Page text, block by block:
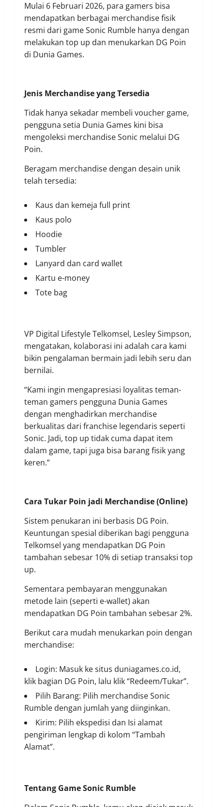
Mulai 6 Februari 2026, para gamers bisa
mendapatkan berbagai merchandise fisik
resmi dari game Sonic Rumble hanya dengan
melakukan top up dan menukarkan DG Poin
di Dunia Games.
Jenis Merchandise yang Tersedia
Tidak hanya sekadar membeli voucher game,
pengguna setia Dunia Games kini bisa
mengoleksi merchandise Sonic melalui DG
Poin.
Beragam merchandise dengan desain unik
telah tersedia:
Kaus dan kemeja full print
Kaus polo
Hoodie
Tumbler
Lanyard dan card wallet
Kartu e-money
Tote bag
VP Digital Lifestyle Telkomsel, Lesley Simpson,
mengatakan, kolaborasi ini adalah cara kami
bikin pengalaman bermain jadi lebih seru dan
bernilai.
“Kami ingin mengapresiasi loyalitas teman-
teman gamers pengguna Dunia Games
dengan menghadirkan merchandise
berkualitas dari franchise legendaris seperti
Sonic. Jadi, top up tidak cuma dapat item
dalam game, tapi juga bisa barang fisik yang
keren.”
Cara Tukar Poin jadi Merchandise (Online)
Sistem penukaran ini berbasis DG Poin.
Keuntungan spesial diberikan bagi pengguna
Telkomsel yang mendapatkan DG Poin
tambahan sebesar 10% di setiap transaksi top
up.
Sementara pembayaran menggunakan
metode lain (seperti e-wallet) akan
mendapatkan DG Poin tambahan sebesar 2%.
Berikut cara mudah menukarkan poin dengan
merchandise:
Login: Masuk ke situs duniagames.co.id,
klik bagian DG Poin, lalu klik “Redeem/Tukar”.
Pilih Barang: Pilih merchandise Sonic
Rumble dengan jumlah yang diinginkan.
Kirim: Pilih ekspedisi dan Isi alamat
pengiriman lengkap di kolom “Tambah
Alamat”.
Tentang Game Sonic Rumble